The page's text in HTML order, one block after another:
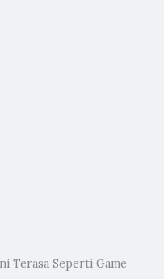
Terasa Seperti Game